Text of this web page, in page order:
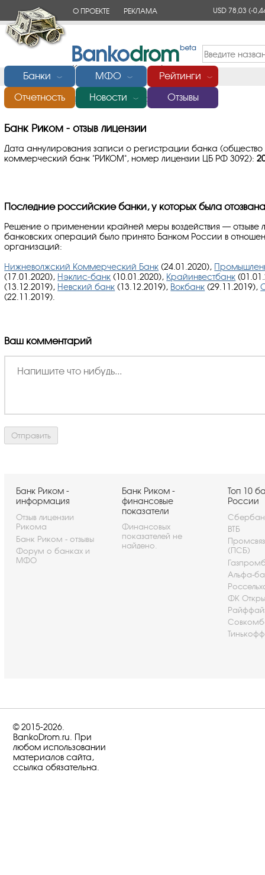
О ПРОЕКТЕ РЕКЛАМА USD 78,03(-
Банки ﹀ МФО ﹀ Рейтинги ﹀
Отчетность Новости ﹀ Отзывы
Главная/Банки России/Риком/ Отзыв лицензии
Банк Риком - отзыв лицензии
Дата аннулирования записи о регистрации банка (общество
коммерческий банк "РИКОМ", номер лицензии ЦБ РФ 3092):
Последние российские банки, у которых была
Решение о применении крайней меры воздействия — отзыве
банковских операций было принято Банком России в
организаций:
Нижневолжский Коммерческий Банк (24.01.2020),
(17.01.2020), Нэклис-банк (10.01.2020), Крайинвестбанк
(13.12.2019), Невский банк (13.12.2019), Вокбанк (29.11.2019),
(22.11.2019).
Ваш комментарий
Банк Риком -
информация
Отзыв лицензии
Рикома
Банк Риком - отзывы
Форум о банках и
МФО
Банк Риком -
финансовые
показатели
Финансовых
показателей не
найдено.
Топ 10
России
ВТБ
(ПСБ)
Альфа-
ФК
© 2015-2026.
BankoDrom.ru. При
любом использовании
материалов сайта,
ссылка обязательна.